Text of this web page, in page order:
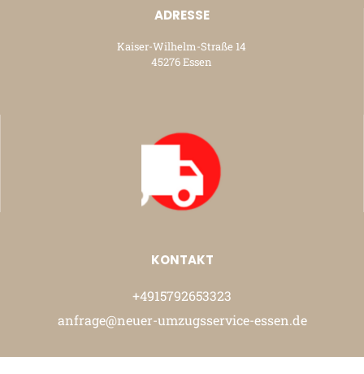
ADRESSE
Kaiser-Wilhelm-Straße 14
45276 Essen
KONTAKT
+4915792653323
anfrage@neuer-umzugsservice-essen.de